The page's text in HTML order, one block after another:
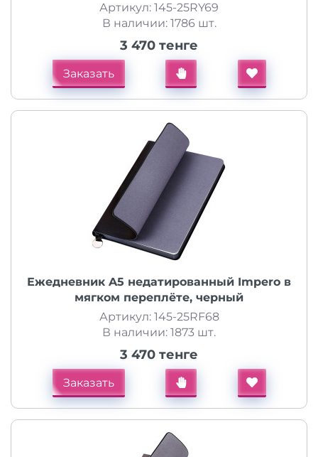
Артикул: 145-25RY69
В наличии: 1786 шт.
3 470 тенге
Заказать
Ежедневник A5 недатированный Impero в
мягком переплёте, черный
Артикул: 145-25RF68
В наличии: 1873 шт.
3 470 тенге
Заказать